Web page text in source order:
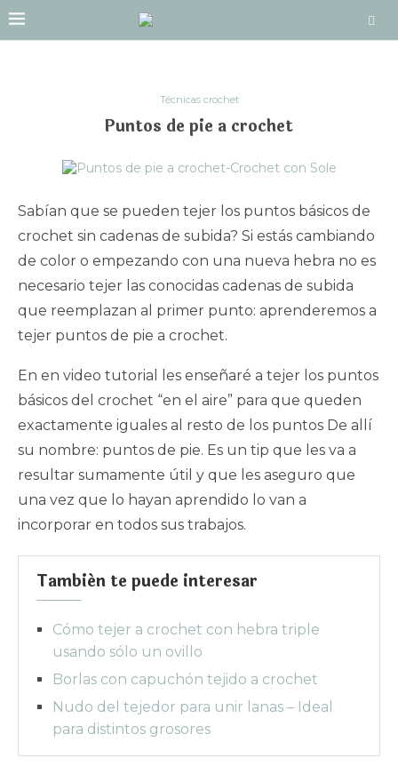
Técnicas crochet
Puntos de pie a crochet
Sabían que se pueden tejer los puntos básicos de
crochet sin cadenas de subida? Si estás cambiando
de color o empezando con una nueva hebra no es
necesario tejer las conocidas cadenas de subida
que reemplazan al primer punto: aprenderemos a
tejer puntos de pie a crochet.
En en video tutorial les enseñaré a tejer los puntos
básicos del crochet “en el aire” para que queden
exactamente iguales al resto de los puntos De allí
su nombre: puntos de pie. Es un tip que les va a
resultar sumamente útil y que les aseguro que
una vez que lo hayan aprendido lo van a
incorporar en todos sus trabajos.
También te puede interesar
Cómo tejer a crochet con hebra triple
usando sólo un ovillo
Borlas con capuchón tejido a crochet
Nudo del tejedor para unir lanas – Ideal
para distintos grosores